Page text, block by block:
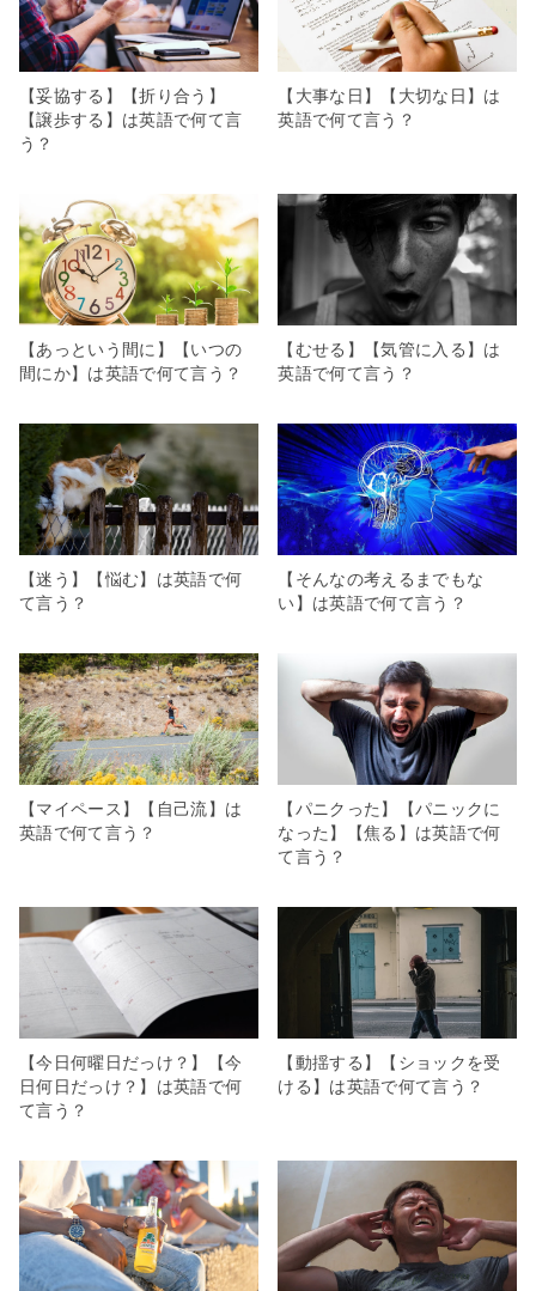
【妥協する】【折り合う】
【譲歩する】は英語で何て言
う？
【大事な日】【大切な日】は
英語で何て言う？
【あっという間に】【いつの
間にか】は英語で何て言う？
【むせる】【気管に入る】は
英語で何て言う？
【迷う】【悩む】は英語で何
て言う？
【そんなの考えるまでもな
い】は英語で何て言う？
【マイペース】【自己流】は
英語で何て言う？
【パニクった】【パニックに
なった】【焦る】は英語で何
て言う？
【今日何曜日だっけ？】【今
日何日だっけ？】は英語で何
て言う？
【動揺する】【ショックを受
ける】は英語で何て言う？